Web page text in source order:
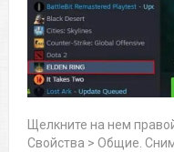
Щелкните на нем
Свойства > Общие.